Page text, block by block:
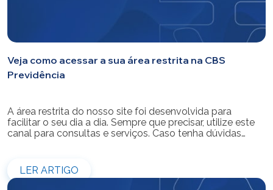
Veja como acessar a sua área restrita na CBS
Previdência
A área restrita do nosso site foi desenvolvida para
facilitar o seu dia a dia. Sempre que precisar, utilize este
canal para consultas e serviços. Caso tenha dúvidas
LER ARTIGO